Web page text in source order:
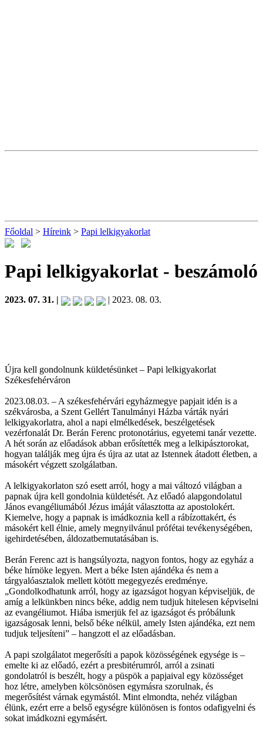
Főoldal > Híreink > Papi lelkigyakorlat
Papi lelkigyakorlat - beszámoló
2023. 07. 31. | | 2023. 08. 03.
Újra kell gondolnunk küldetésünket – Papi lelkigyakorlat
Székesfehérváron
2023.08.03. – A székesfehérvári egyházmegye papjait idén is a
székvárosba, a Szent Gellért Tanulmányi Házba várták nyári
lelkigyakorlatra, ahol a napi elmélkedések, beszélgetések
vezérfonalát Dr. Berán Ferenc protonotárius, egyetemi tanár vezette.
A hét során az előadások abban erősítették meg a lelkipásztorokat,
hogyan találják meg újra és újra az utat az Istennek átadott életben, a
másokért végzett szolgálatban.
A lelkigyakorlaton szó esett arról, hogy a mai változó világban a
papnak újra kell gondolnia küldetését. Az előadó alapgondolatul
János evangéliumából Jézus imáját választotta az apostolokért.
Kiemelve, hogy a papnak is imádkoznia kell a rábízottakért, és
másokért kell élnie, amely megnyilvánul prófétai tevékenységében,
igehirdetésében, áldozatbemutatásában is.
Berán Ferenc azt is hangsúlyozta, nagyon fontos, hogy az egyház a
béke hírnöke legyen. Mert a béke Isten ajándéka és nem a
tárgyalóasztalok mellett kötött megegyezés eredménye.
„Gondolkodhatunk arról, hogy az igazságot hogyan képviseljük, de
amíg a lelkünkben nincs béke, addig nem tudjuk hitelesen képviselni
az evangéliumot. Hiába ismerjük fel az igazságot és próbálunk
igazságosak lenni, belső béke nélkül, amely Isten ajándéka, ezt nem
tudjuk teljesíteni” – hangzott el az előadásban.
A papi szolgálatot megerősíti a papok közösségének egysége is –
emelte ki az előadó, ezért a presbitérumról, arról a zsinati
gondolatról is beszélt, hogy a püspök a papjaival egy közösséget
hoz létre, amelyben kölcsönösen egymásra szorulnak, és
megerősítést várnak egymástól. Mint elmondta, nehéz világban
élünk, ezért erre a belső egységre különösen is fontos odafigyelni és
sokat imádkozni egymásért.